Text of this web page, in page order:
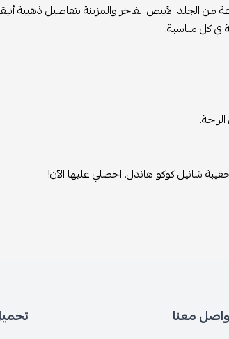
من الجلد الأبيض الفاخر والمزينة بتفاصيل ذهبية
في كل مناسبة.
شانيل كوكو هاندل. احصلي عليها الآن!
معنا